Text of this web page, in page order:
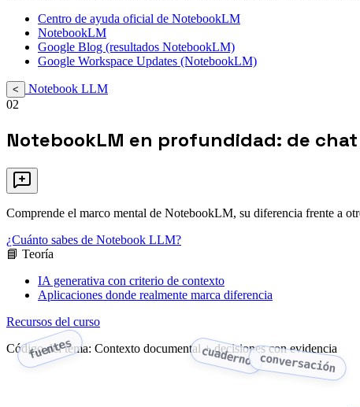
Centro de ayuda oficial de NotebookLM
NotebookLM
Google Blog (resultados NotebookLM)
Google Workspace Updates (NotebookLM)
<
Notebook LLM
02
NotebookLM en profundidad: de
Comprende el marco mental de NotebookLM, su diferencia frente a
¿Cuánto sabes de Notebook LLM?
📘 Teoría
IA generativa con criterio de contexto
Aplicaciones donde realmente marca diferencia
Recursos del curso
Código del tema: Contexto documental + decisiones con evidencia
fuentes cuaderno conversación